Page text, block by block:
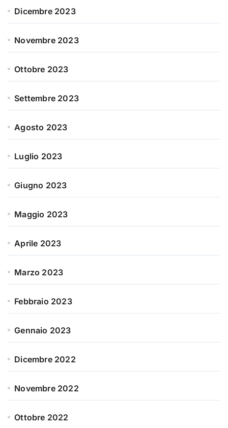
Dicembre 2023
Novembre 2023
Ottobre 2023
Settembre 2023
Agosto 2023
Luglio 2023
Giugno 2023
Maggio 2023
Aprile 2023
Marzo 2023
Febbraio 2023
Gennaio 2023
Dicembre 2022
Novembre 2022
Ottobre 2022